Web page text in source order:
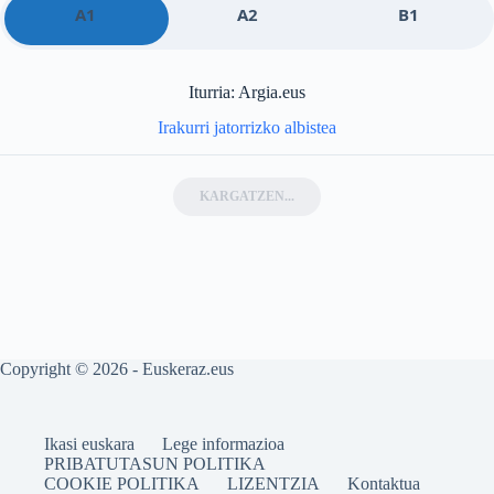
A1 A2 B1
Iturria: Argia.eus
Irakurri jatorrizko albistea
KARGATZEN...
Copyright © 2026 - Euskeraz.eus
Ikasi euskara
Lege informazioa
PRIBATUTASUN POLITIKA
COOKIE POLITIKA
LIZENTZIA Kontaktua